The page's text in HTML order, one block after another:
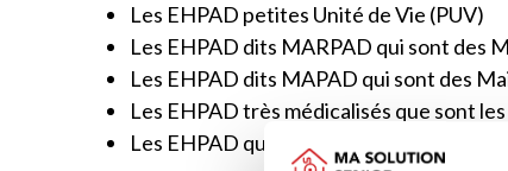
Les EHPAD petites Unité de Vie (PUV)
Les EHPAD dits MARPAD qui sont des
Les EHPAD dits MAPAD qui sont des
Les EHPAD très médicalisés que sont
Les EHPAD qui disposent d’unité